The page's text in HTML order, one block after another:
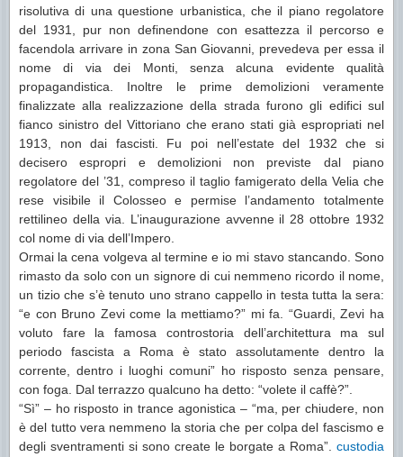
risolutiva di una questione urbanistica, che il piano regolatore
del 1931, pur non definendone con esattezza il percorso e
facendola arrivare in zona San Giovanni, prevedeva per essa il
nome di via dei Monti, senza alcuna evidente qualità
propagandistica. Inoltre le prime demolizioni veramente
finalizzate alla realizzazione della strada furono gli edifici sul
fianco sinistro del Vittoriano che erano stati già espropriati nel
1913, non dai fascisti. Fu poi nell’estate del 1932 che si
decisero espropri e demolizioni non previste dal piano
regolatore del ’31, compreso il taglio famigerato della Velia che
rese visibile il Colosseo e permise l’andamento totalmente
rettilineo della via. L’inaugurazione avvenne il 28 ottobre 1932
col nome di via dell’Impero.
Ormai la cena volgeva al termine e io mi stavo stancando. Sono
rimasto da solo con un signore di cui nemmeno ricordo il nome,
un tizio che s’è tenuto uno strano cappello in testa tutta la sera:
“e con Bruno Zevi come la mettiamo?” mi fa. “Guardi, Zevi ha
voluto fare la famosa controstoria dell’architettura ma sul
periodo fascista a Roma è stato assolutamente dentro la
corrente, dentro i luoghi comuni” ho risposto senza pensare,
con foga. Dal terrazzo qualcuno ha detto: “volete il caffè?”.
“Sì” – ho risposto in trance agonistica – “ma, per chiudere, non
è del tutto vera nemmeno la storia che per colpa del fascismo e
degli sventramenti si sono create le borgate a Roma”. custodia